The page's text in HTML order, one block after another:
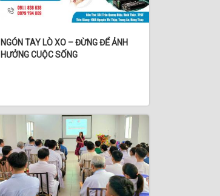
NGÓN TAY LÒ XO – ĐỪNG ĐỂ ẢNH
HƯỞNG CUỘC SỐNG